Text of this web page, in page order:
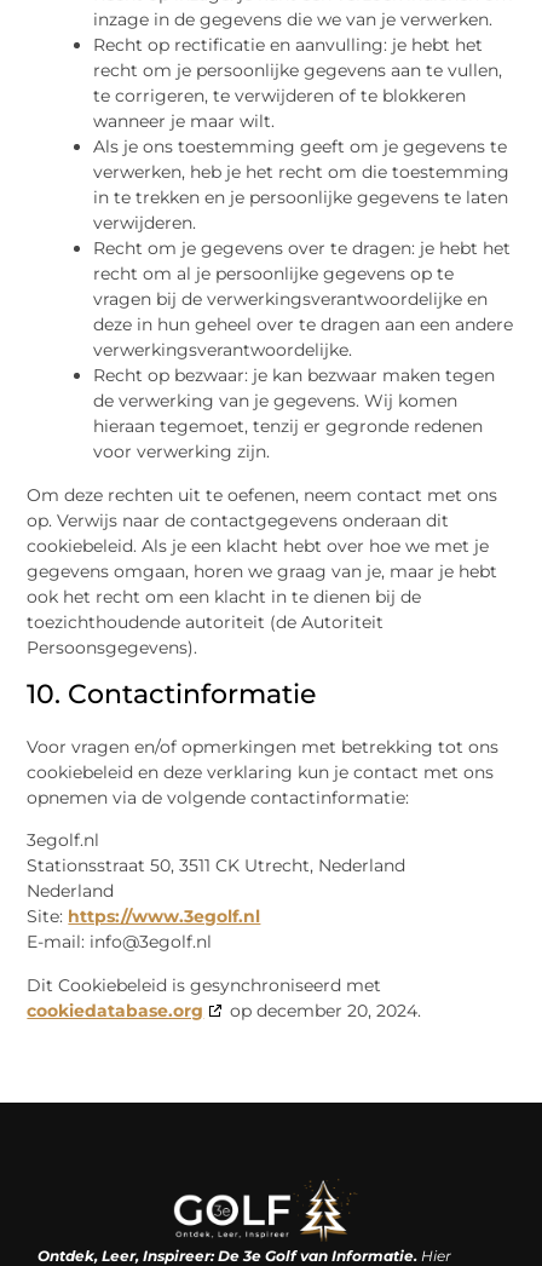
inzage in de gegevens die we van je verwerken.
Recht op rectificatie en aanvulling: je hebt het
recht om je persoonlijke gegevens aan te vullen,
te corrigeren, te verwijderen of te blokkeren
wanneer je maar wilt.
Als je ons toestemming geeft om je gegevens te
verwerken, heb je het recht om die toestemming
in te trekken en je persoonlijke gegevens te laten
verwijderen.
Recht om je gegevens over te dragen: je hebt het
recht om al je persoonlijke gegevens op te
vragen bij de verwerkingsverantwoordelijke en
deze in hun geheel over te dragen aan een andere
verwerkingsverantwoordelijke.
Recht op bezwaar: je kan bezwaar maken tegen
de verwerking van je gegevens. Wij komen
hieraan tegemoet, tenzij er gegronde redenen
voor verwerking zijn.
Om deze rechten uit te oefenen, neem contact met ons
op. Verwijs naar de contactgegevens onderaan dit
cookiebeleid. Als je een klacht hebt over hoe we met je
gegevens omgaan, horen we graag van je, maar je hebt
ook het recht om een klacht in te dienen bij de
toezichthoudende autoriteit (de Autoriteit
Persoonsgegevens).
10. Contactinformatie
Voor vragen en/of opmerkingen met betrekking tot ons
cookiebeleid en deze verklaring kun je contact met ons
opnemen via de volgende contactinformatie:
3egolf.nl
Stationsstraat 50, 3511 CK Utrecht, Nederland
Nederland
Site: https://www.3egolf.nl
E-mail: info@3egolf.nl
Dit Cookiebeleid is gesynchroniseerd met
cookiedatabase.org
op december 20, 2024.
Ontdek, Leer, Inspireer: De 3e Golf van Informatie.Hier